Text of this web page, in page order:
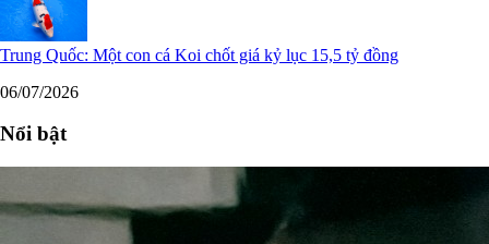
Trung Quốc: Một con cá Koi chốt giá kỷ lục 15,5 tỷ đồng
06/07/2026
Nổi bật